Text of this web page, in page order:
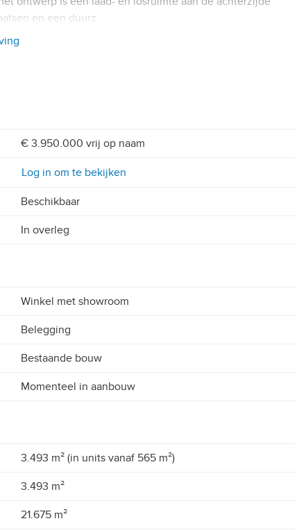
en een duurz …
€ 3.950.000 vrij op naam
Log in om te bekijken
Beschikbaar
In overleg
Winkel met showroom
Belegging
Bestaande bouw
Momenteel in aanbouw
3.493 m² (in units vanaf 565 m²)
3.493 m²
21.675 m²